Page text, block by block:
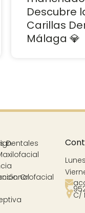
Descubre
Carillas
Málaga 💎
Dentales
Orofacial
C/